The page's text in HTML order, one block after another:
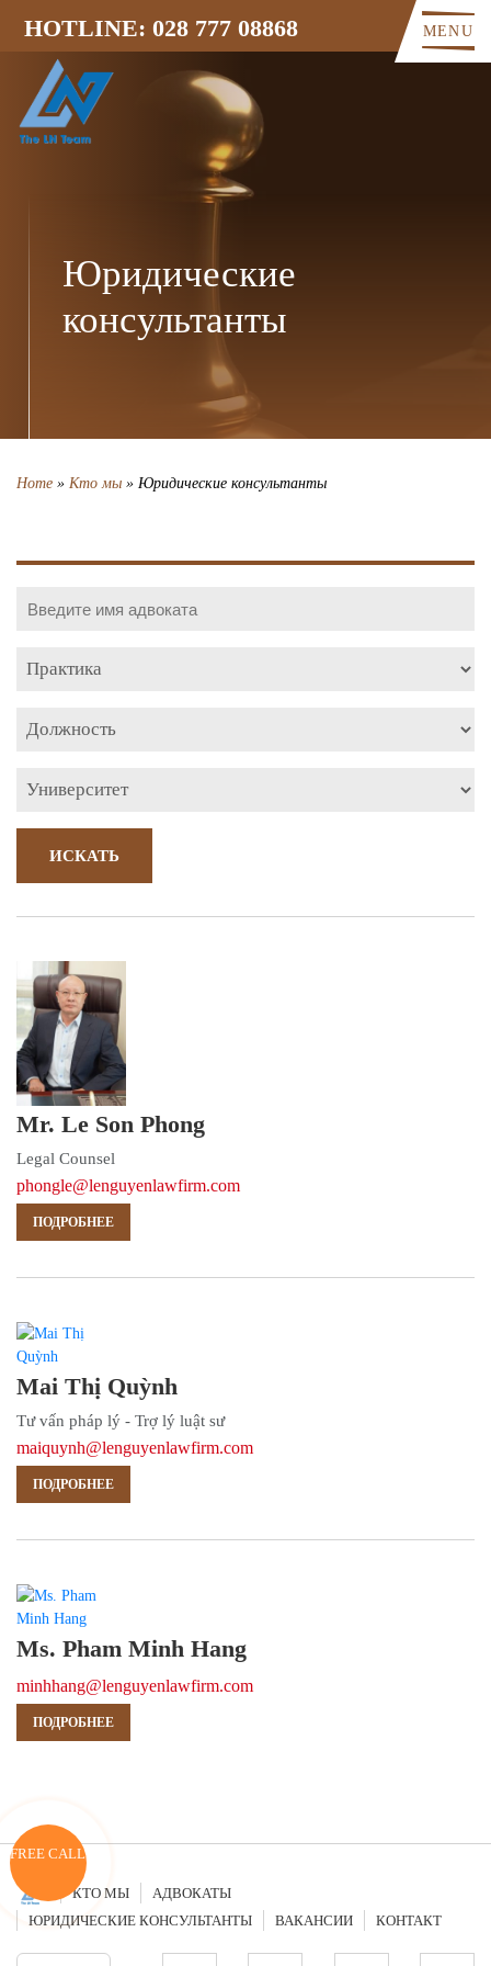
HOTLINE: 028 777 08868 MENU
Юридические
консультанты
Home » Кто мы » Юридические консультанты
ИСКАТЬ
Mr. Le Son Phong
Legal Counsel
phongle@lenguyenlawfirm.com
ПОДРОБНЕЕ
Mai Thị Quỳnh
Tư vấn pháp lý - Trợ lý luật sư
maiquynh@lenguyenlawfirm.com
ПОДРОБНЕЕ
Ms. Pham Minh Hang
minhhang@lenguyenlawfirm.com
ПОДРОБНЕЕ
КТО МЫ
АДВОКАТЫ
ЮРИДИЧЕСКИЕ КОНСУЛЬТАНТЫ
ВАКАНСИИ КОНТАКТ
FREE CALL